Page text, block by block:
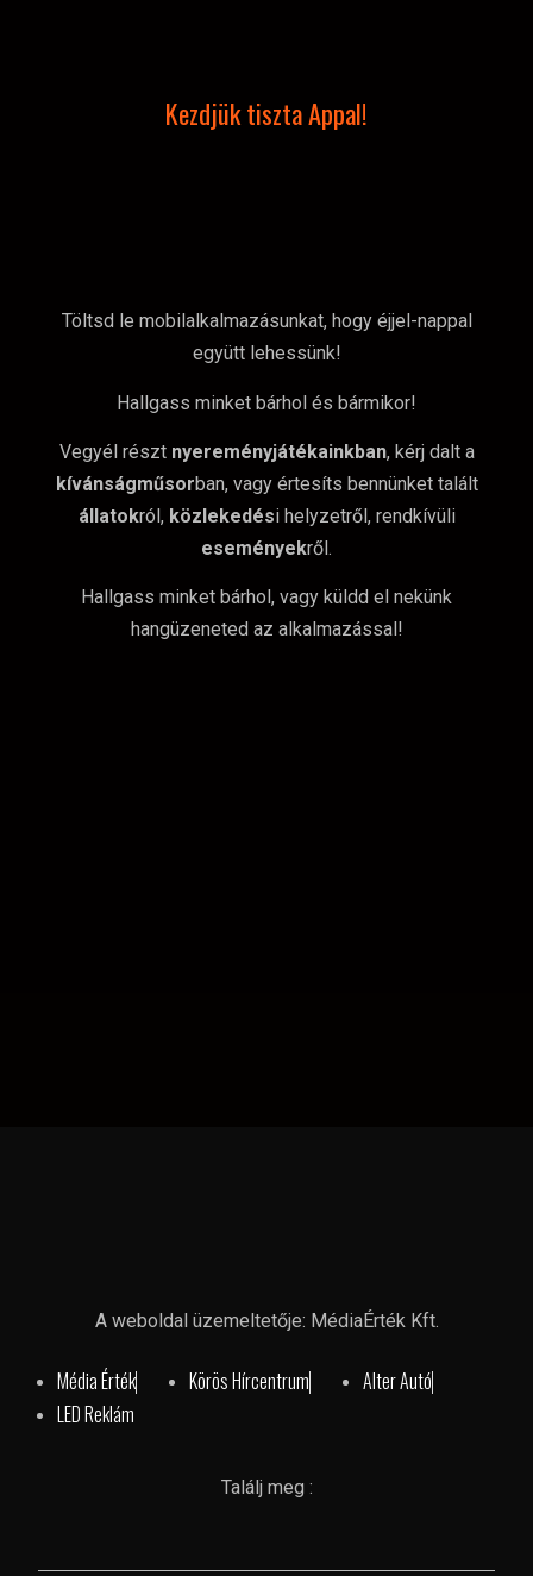
Kezdjük tiszta Appal!
Töltsd le mobilalkalmazásunkat, hogy éjjel-nappal
együtt lehessünk!
Hallgass minket bárhol és bármikor!
Vegyél részt nyereményjátékainkban, kérj dalt a
kívánságműsorban, vagy értesíts bennünket talált
állatokról, közlekedési helyzetről, rendkívüli
eseményekről.
Hallgass minket bárhol, vagy küldd el nekünk
hangüzeneted az alkalmazással!
A weboldal üzemeltetője: MédiaÉrték Kft.
Média Érték Körös Hírcentrum
Alter Autó
LED Reklám
Találj meg :